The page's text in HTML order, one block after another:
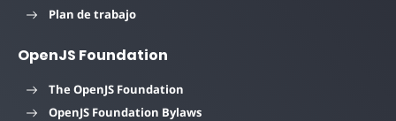
Plan de trabajo
OpenJS Foundation
The OpenJS Foundation
OpenJS Foundation Bylaws